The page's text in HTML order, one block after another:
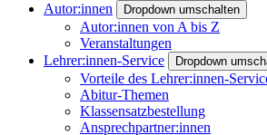
Autor:innen
Dropdown umschalten
Autor:innen von A bis Z
Veranstaltungen
Lehrer:innen-Service
Dropdown
Vorteile des Lehrer:innen-
Abitur-Themen
Klassensatzbestellung
Ansprechpartner:innen